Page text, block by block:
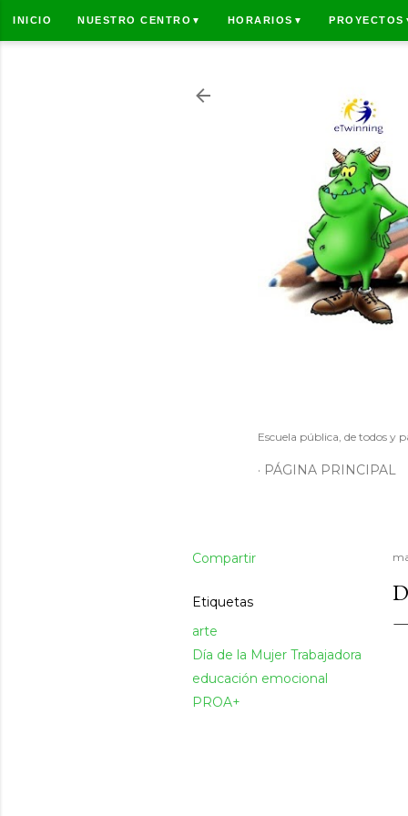
INICIO NUESTRO CENTRO ▼ HORARIOS ▼ PROYECTOS
Escuela pública, de todos y
PÁGINA PRINCIPAL
Compartir
Etiquetas
arte
Día de la Mujer Trabajadora
educación emocional
PROA+